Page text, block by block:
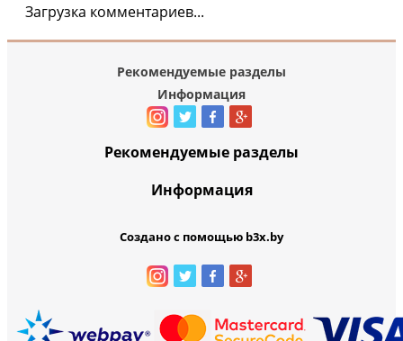
Загрузка комментариев...
Рекомендуемые разделы
Информация
Рекомендуемые разделы
Информация
Создано с помощью b3x.by